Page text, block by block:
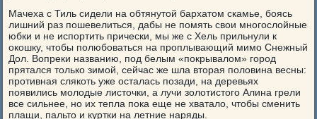
Мачеха с Тиль сидели на обтянутой бархатом скамье, боясь
лишний раз пошевелиться, дабы не помять свои многослойные
юбки и не испортить прически, мы же с Хель прильнули к
окошку, чтобы полюбоваться на проплывающий мимо Снежный
Дол. Вопреки названию, под белым «покрывалом» город
прятался только зимой, сейчас же шла вторая половина весны:
противная слякоть уже осталась позади, на деревьях
появились молодые листочки, а лучи золотистого Алина грели
все сильнее, но их тепла пока еще не хватало, чтобы сменить
плащи, пальто и куртки на летние наряды.